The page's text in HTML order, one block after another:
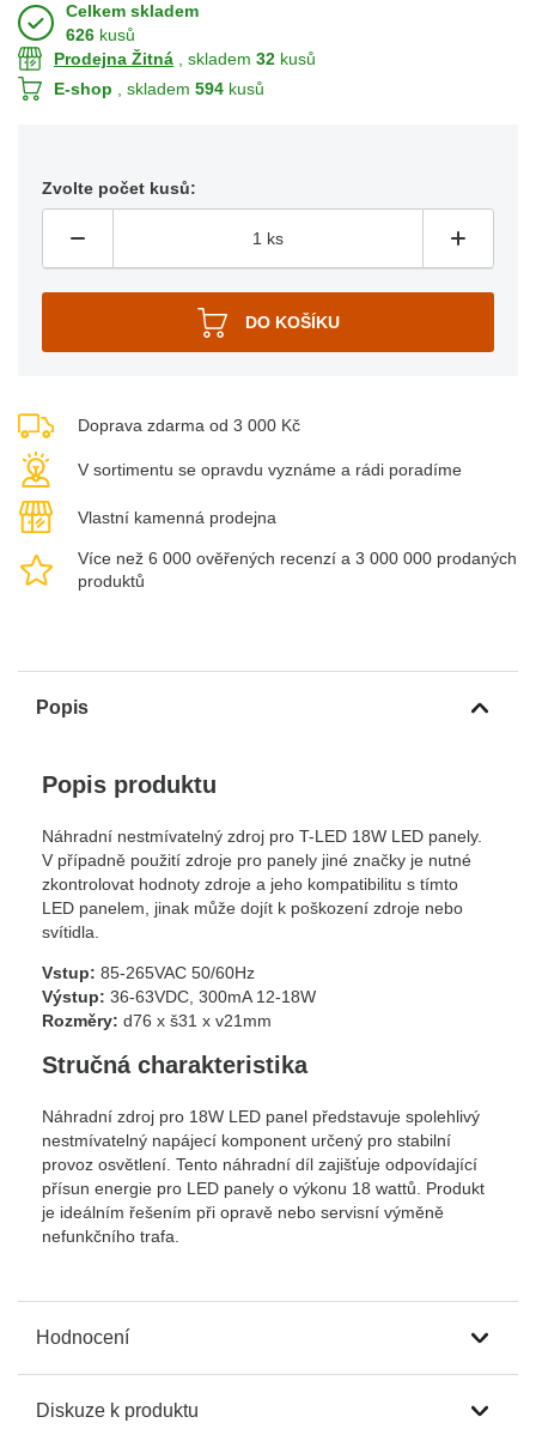
Celkem skladem
626 kusů
Prodejna Žitná , skladem 32 kusů
E-shop , skladem 594 kusů
Zvolte počet kusů:
Doprava zdarma od 3 000 Kč
V sortimentu se opravdu vyznáme a rádi poradíme
Vlastní kamenná prodejna
Více než 6 000 ověřených recenzí a 3 000 000 prodaných
produktů
Popis
Popis produktu
Náhradní nestmívatelný zdroj pro T-LED 18W LED panely.
V případně použití zdroje pro panely jiné značky je nutné
zkontrolovat hodnoty zdroje a jeho kompatibilitu s tímto
LED panelem, jinak může dojít k poškození zdroje nebo
svítidla.
Vstup: 85-265VAC 50/60Hz
Výstup: 36-63VDC, 300mA 12-18W
Rozměry: d76 x š31 x v21mm
Stručná charakteristika
Náhradní zdroj pro 18W LED panel představuje spolehlivý
nestmívatelný napájecí komponent určený pro stabilní
provoz osvětlení. Tento náhradní díl zajišťuje odpovídající
přísun energie pro LED panely o výkonu 18 wattů. Produkt
je ideálním řešením při opravě nebo servisní výměně
nefunkčního trafa.
Hodnocení
Diskuze k produktu